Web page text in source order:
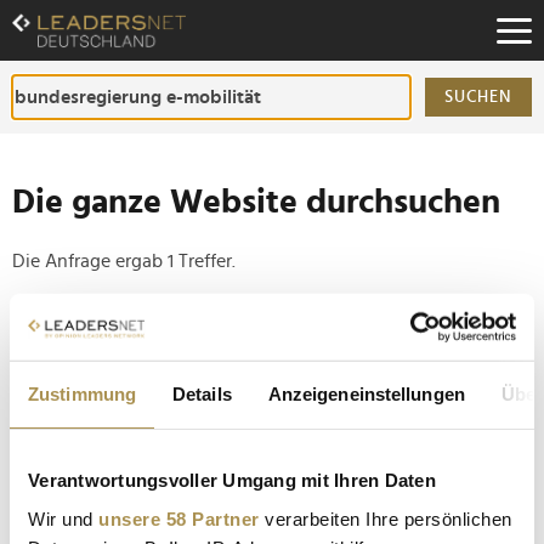
Zustimmung Details Anzeigeneinstellungen
Verantwortungsvoller Umgang mit Ihren Daten
Wir und unsere 58 Partner verarbeiten Ihre persönlichen
Zum
Inhalt
Zur
Fußzeilen-
Navigation
SUCHEN
Die ganze Website durchsuchen
Die Anfrage ergab 1 Treffer.
Tipp
Setzen Sie die gesuchten Wörter zwischen
Anführungszeichen: zb "Vorname Nachname".
Bund öffnet neues Förderportal für Elektroautos mit
bis zu 6.000 Euro Zuschuss